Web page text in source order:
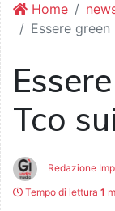
Home
Essere
Tco
Redazione
Tempo di lettura 1